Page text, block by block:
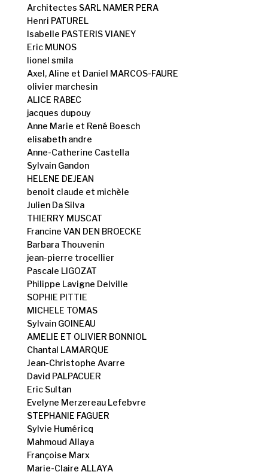
Architectes SARL NAMER PERA
Henri PATUREL
Isabelle PASTERIS VIANEY
Eric MUNOS
lionel smila
Axel, Aline et Daniel MARCOS-FAURE
olivier marchesin
ALICE RABEC
jacques dupouy
Anne Marie et René Boesch
elisabeth andre
Anne-Catherine Castella
Sylvain Gandon
HELENE DEJEAN
benoit claude et michèle
Julien Da Silva
THIERRY MUSCAT
Francine VAN DEN BROECKE
Barbara Thouvenin
jean-pierre trocellier
Pascale LIGOZAT
Philippe Lavigne Delville
SOPHIE PITTIE
MICHELE TOMAS
Sylvain GOINEAU
AMELIE ET OLIVIER BONNIOL
Chantal LAMARQUE
Jean-Christophe Avarre
David PALPACUER
Eric Sultan
Evelyne Merzereau Lefebvre
STEPHANIE FAGUER
Sylvie Huméricq
Mahmoud Allaya
Françoise Marx
Marie-Claire ALLAYA